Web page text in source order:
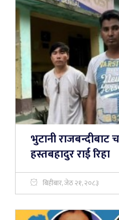
भुटानी राजबन्दीबाट
हस्तबहादुर राई रिहा
बिहीबार, जेठ २१, २०८३